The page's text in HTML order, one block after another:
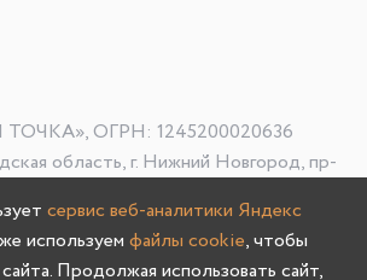
ОГРН: 1245200020636
область, г. Нижний Новгород, пр-
сервис веб-аналитики Яндекс
используем файлы cookie, чтобы
Продолжая использовать сайт,